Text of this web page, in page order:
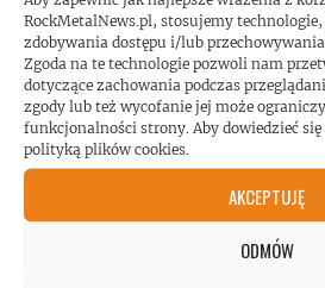
RockMetalNews.pl, stosujemy
zdobywania dostępu i/lub
Zgoda na te technologie pozwoli nam
dotyczące zachowania podczas
zgody lub też wycofanie jej może
funkcjonalności strony. Aby dowiedzieć się
polityką plików cookies.
AKCEPTUJĘ
ODMÓW
MUZYKĄ, BY
WAM NAJLEPSZE
VIDEO
RockMetalNews TV to ogólny